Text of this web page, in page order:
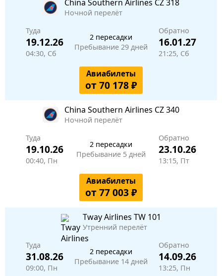
China Southern Airlines CZ 318
Ночной перелёт
Туда
19.12.26
04:30, Сб
2 пересадки
Пребывание 29 дней
Обратно
16.01.27
21:25, Сб
Авиабилеты
от 70 178 ₽
China Southern Airlines CZ 340
Ночной перелёт
Туда
19.10.26
00:40, Пн
2 пересадки
Пребывание 5 дней
Обратно
23.10.26
13:15, Пт
Авиабилеты
от 77 003 ₽
Tway Airlines TW 101
Утренний перелёт
Туда
31.08.26
09:00, Пн
2 пересадки
Пребывание 14 дней
Обратно
14.09.26
13:25, Пн